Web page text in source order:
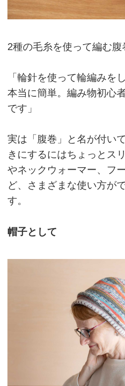
2種の毛糸を使って編む腹
「輪針を使って輪編みを
本当に簡単。編み物初心
です」
実は「腹巻」と名が付い
きにするにはちょっとス
やネックウォーマー、フ
ど、さまざまな使い方が
す。
帽子として